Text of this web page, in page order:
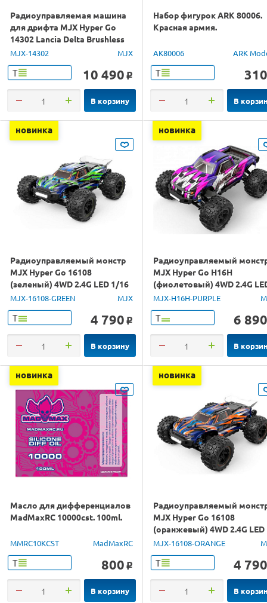
Радиоуправляемая машина
для дрифта MJX Hyper Go
14302 Lancia Delta Brushless
4WD 2.4G LED 1/14 RTR
MJX-14302 MJX
Т 10 490 o
В корзину
Набор фигурок ARK 80006.
Красная армия.
AK80006 ARK
Т 310
В
новинка
Радиоуправляемый монстр
MJX Hyper Go 16108
(зеленый) 4WD 2.4G LED 1/16
RTR
MJX-16108-GREEN MJX
Т 4 790 o
В корзину
новинка
Радиоуправляемый
MJX Hyper Go H16H
(фиолетовый) 4WD 2.4G
GPS 1/16 RTR
MJX-H16H-PURPLE
Т 6 890
В
новинка
Масло для дифференциалов
MadMaxRC 10000cst. 100ml.
MMRC10KCST MadMaxRC
Т 800 o
В корзину
новинка
Радиоуправляемый
MJX Hyper Go 16108
(оранжевый) 4WD 2.4G LED
1/16 RTR
MJX-16108-ORANGE
Т 4 790
В